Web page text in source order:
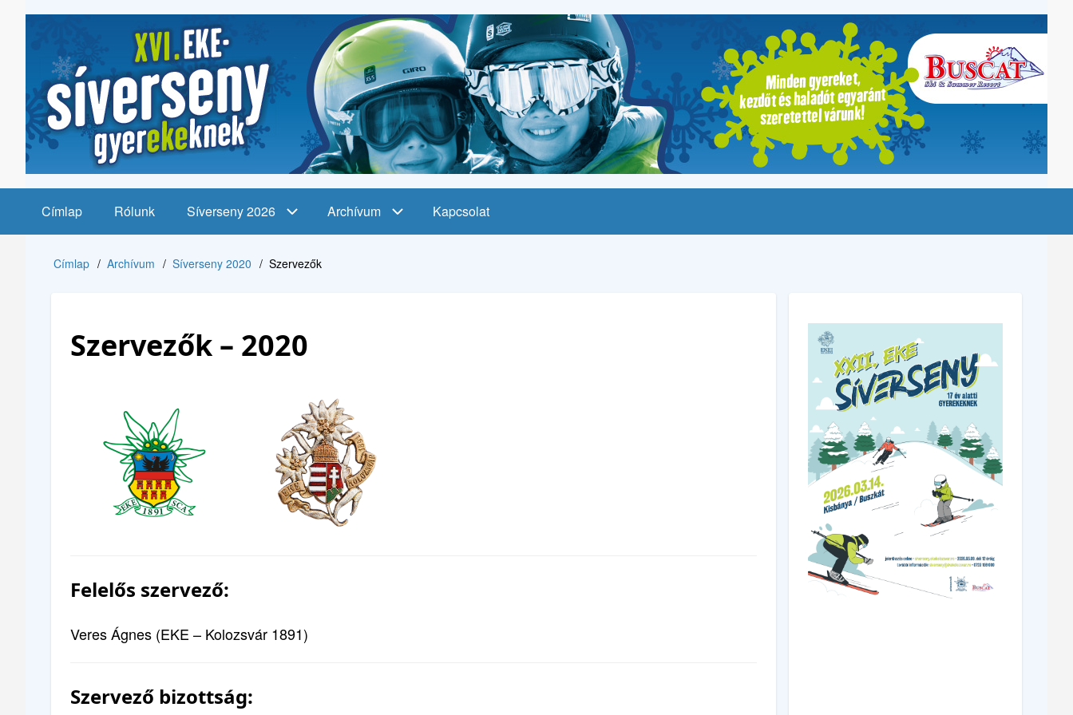
Ugrás
tartalomra
Main
navigation
Címlap Rólunk Síverseny 2026 Archívum Kapcsolat
Morzsa
Címlap Archívum Síverseny 2020 Szervezők
Szervezők – 2020
Felelős szervező:
Veres Ágnes (EKE – Kolozsvár 1891)
Szervező bizottság: